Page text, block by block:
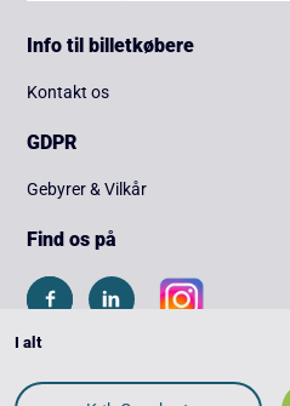
I alt
Info til billetkøbere
Kontakt os
GDPR
Gebyrer & Vilkår
Find os på